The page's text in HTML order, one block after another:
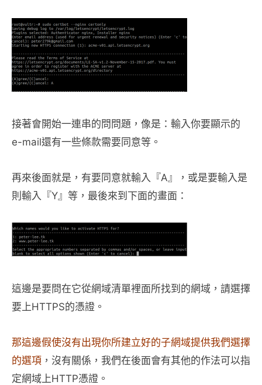
接著會開始一連串的問問題，像是：輸入你要顯示的
e-mail還有一些條款需要同意等。
再來後面就是，有要同意就輸入『A』，或是要輸入是
則輸入『Y』等，最後來到下面的畫面：
這邊是要問在它從網域清單裡面所找到的網域，請選擇
要上HTTPS的憑證。
那這邊假使沒有出現你所建立好的子網域提供我們選擇
的選項 ，沒有關係，我們在後面會有其他的作法可以指
定網域上HTTP憑證。